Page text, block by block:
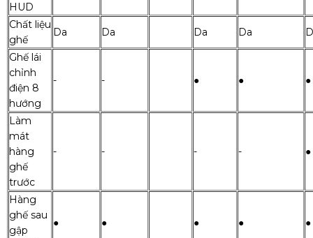
HUD
Chất liệu
ghế
Da Da Da Da
Ghế lái
chỉnh
điện 8
hướng
- - ● ● ●
Làm
mát
hàng
ghế
trước
- - - - ●
Hàng
ghế sau
gập
● ● ● ● ●